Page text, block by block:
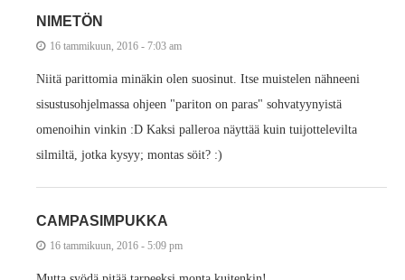
NIMETÖN
16 tammikuun, 2016 - 7:03 am
Niitä parittomia minäkin olen suosinut. Itse muistelen nähneeni
sisustusohjelmassa ohjeen "pariton on paras" sohvatyynyistä
omenoihin vinkin :D Kaksi palleroa näyttää kuin tuijottelevilta
silmiltä, jotka kysyy; montas söit? :)
CAMPASIMPUKKA
16 tammikuun, 2016 - 5:09 pm